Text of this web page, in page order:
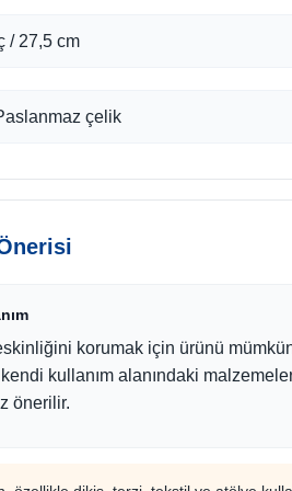
/ 27,5 cm
çelik
korumak için ürünü
kullanım alanındaki
önerilir.